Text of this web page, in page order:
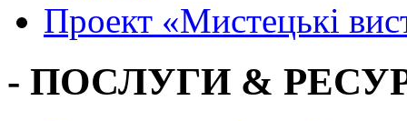
Проект «Мистецькі
- ПОСЛУГИ &